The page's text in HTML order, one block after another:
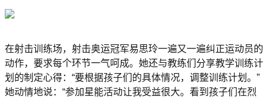
在射击训练场，射击奥运冠军易思玲一遍又一遍纠正运动员的
动作，要求每个环节一气呵成。她还与教练们分享教学训练计
划的制定心得：“要根据孩子们的具体情况，调整训练计划。”
她动情地说：“参加星能活动让我受益很大。看到孩子们在烈